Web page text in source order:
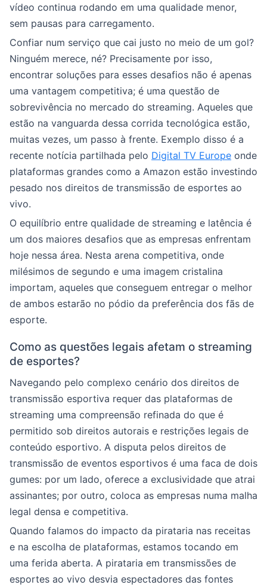
vídeo continua rodando em uma qualidade menor,
sem pausas para carregamento.
Confiar num serviço que cai justo no meio de um gol?
Ninguém merece, né? Precisamente por isso,
encontrar soluções para esses desafios não é apenas
uma vantagem competitiva; é uma questão de
sobrevivência no mercado do streaming. Aqueles que
estão na vanguarda dessa corrida tecnológica estão,
muitas vezes, um passo à frente. Exemplo disso é a
recente notícia partilhada pelo Digital TV Europe onde
plataformas grandes como a Amazon estão investindo
pesado nos direitos de transmissão de esportes ao
vivo.
O equilíbrio entre qualidade de streaming e latência é
um dos maiores desafios que as empresas enfrentam
hoje nessa área. Nesta arena competitiva, onde
milésimos de segundo e uma imagem cristalina
importam, aqueles que conseguem entregar o melhor
de ambos estarão no pódio da preferência dos fãs de
esporte.
Como as questões legais afetam o streaming
de esportes?
Navegando pelo complexo cenário dos direitos de
transmissão esportiva requer das plataformas de
streaming uma compreensão refinada do que é
permitido sob direitos autorais e restrições legais de
conteúdo esportivo. A disputa pelos direitos de
transmissão de eventos esportivos é uma faca de dois
gumes: por um lado, oferece a exclusividade que atrai
assinantes; por outro, coloca as empresas numa malha
legal densa e competitiva.
Quando falamos do impacto da pirataria nas receitas
e na escolha de plataformas, estamos tocando em
uma ferida aberta. A pirataria em transmissões de
esportes ao vivo desvia espectadores das fontes